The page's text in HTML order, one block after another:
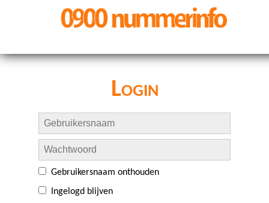
Login
Gebruikersnaam onthouden
Ingelogd blijven